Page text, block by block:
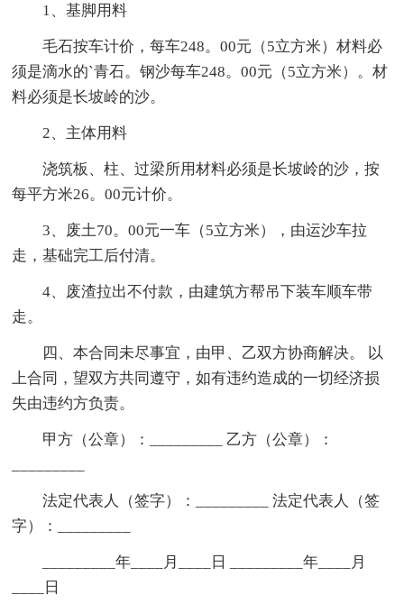
1、基脚用料
毛石按车计价，每车248。00元（5立方米）材料必
须是滴水的`青石。钢沙每车248。00元（5立方米）。材
料必须是长坡岭的沙。
2、主体用料
浇筑板、柱、过梁所用材料必须是长坡岭的沙，按
每平方米26。00元计价。
3、废土70。00元一车（5立方米），由运沙车拉
走，基础完工后付清。
4、废渣拉出不付款，由建筑方帮吊下装车顺车带
走。
四、本合同未尽事宜，由甲、乙双方协商解决。 以
上合同，望双方共同遵守，如有违约造成的一切经济损
失由违约方负责。
甲方（公章）：_________ 乙方（公章）：
法定代表人（签字）：_________ 法定代表人（签
字）：_________
_________年____月____日 _________年____月
____日